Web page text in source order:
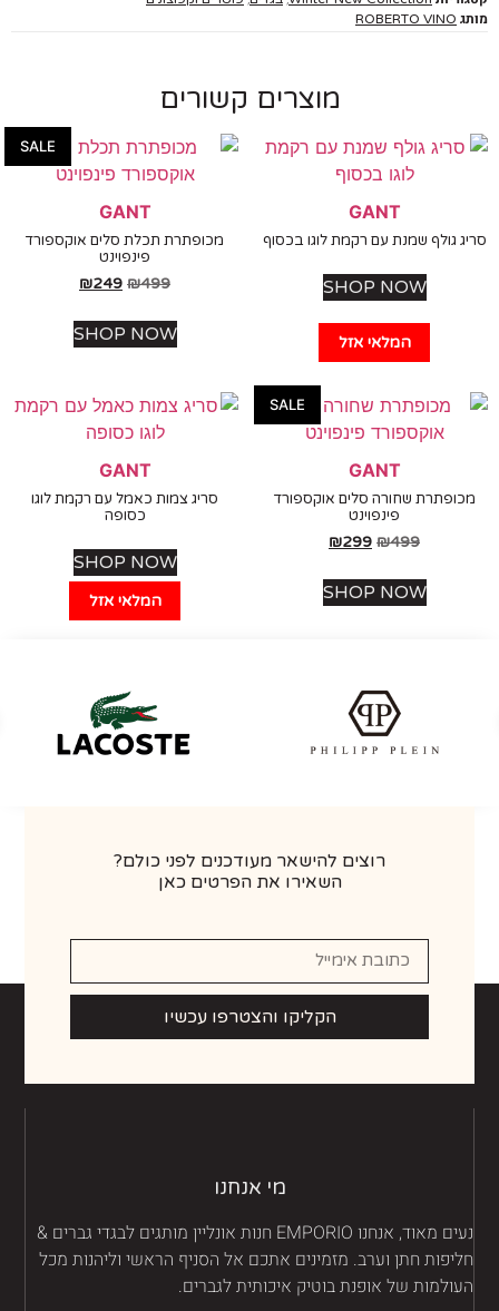
ROBERTO VINO
מוצרים קשורים
המלאי אזל
GANT
גולף שמנת עם רקמת לוגו בכסוף
SHOP NOW
SALE
GANT
מכופתרת תכלת סלים אוקספורד
פינפוינט
₪
₪249
SHOP NOW
SALE
GANT
שחורה סלים אוקספורד
פינפוינט
₪
₪299
SHOP NOW המלאי אזל
GANT
סריג צמות כאמל עם רקמת לוגו
כסופה
SHOP NOW
רוצים להישאר מעודכנים לפני כולם?
השאירו את הפרטים כאן
הקליקו והצטרפו עכשיו
מי אנחנו
נעים מאוד, אנחנו EMPORIO חנות אונליין מותגים לבגדי גברים &
חתן וערב. מזמינים אתכם אל הסניף הראשי וליהנות מכל
של אופנת בוטיק איכותית לגברים.